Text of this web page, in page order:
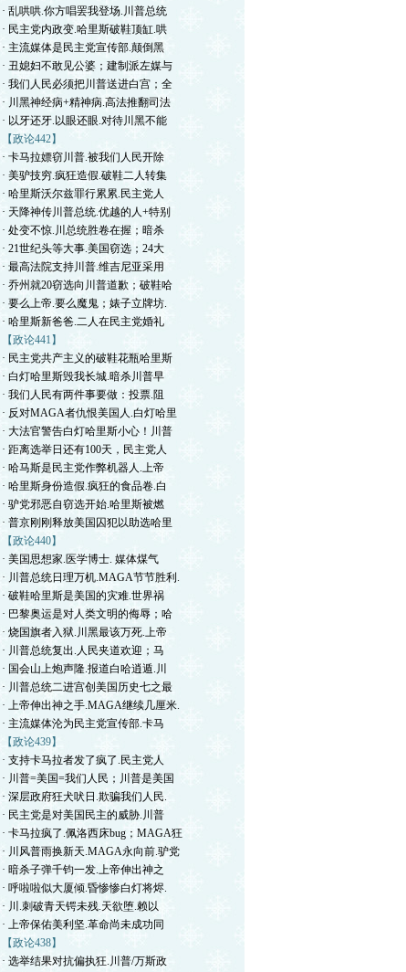
· 乱哄哄.你方唱罢我登场.川普总统
· 民主党内政变.哈里斯破鞋顶缸.哄
· 主流媒体是民主党宣传部.颠倒黑
· 丑媳妇不敢见公婆；建制派左媒与
· 我们人民必须把川普送进白宫；全
· 川黑神经病+精神病.高法推翻司法
· 以牙还牙.以眼还眼.对待川黑不能
【政论442】
· 卡马拉嫖窃川普.被我们人民开除
· 美驴技穷.疯狂造假.破鞋二人转集
· 哈里斯沃尔兹罪行累累.民主党人
· 天降神传川普总统.优越的人+特别
· 处变不惊.川总统胜卷在握；暗杀
· 21世纪头等大事.美国窃选；24大
· 最高法院支持川普.维吉尼亚采用
· 乔州就20窃选向川普道歉；破鞋哈
· 要么上帝.要么魔鬼；婊子立牌坊.
· 哈里斯新爸爸.二人在民主党婚礼
【政论441】
· 民主党共产主义的破鞋花瓶哈里斯
· 白灯哈里斯毁我长城.暗杀川普早
· 我们人民有两件事要做：投票.阻
· 反对MAGA者仇恨美国人.白灯哈里
· 大法官警告白灯哈里斯小心！川普
· 距离选举日还有100天，民主党人
· 哈马斯是民主党作弊机器人.上帝
· 哈里斯身份造假.疯狂的食品卷.白
· 驴党邪恶自窃选开始.哈里斯被燃
· 普京刚刚释放美国囚犯以助选哈里
【政论440】
· 美国思想家.医学博士. 媒体煤气
· 川普总统日理万机.MAGA节节胜利.
· 破鞋哈里斯是美国的灾难.世界祸
· 巴黎奥运是对人类文明的侮辱；哈
· 烧国旗者入狱.川黑最该万死.上帝
· 川普总统复出.人民夹道欢迎；马
· 国会山上炮声隆.报道白哈逍遁.川
· 川普总统二进宫创美国历史七之最
· 上帝伸出神之手.MAGA继续几厘米.
· 主流媒体沦为民主党宣传部.卡马
【政论439】
· 支持卡马拉者发了疯了.民主党人
· 川普=美国=我们人民；川普是美国
· 深层政府狂犬吠日.欺骗我们人民.
· 民主党是对美国民主的威胁.川普
· 卡马拉疯了.佩洛西床bug；MAGA狂
· 川风普雨换新天.MAGA永向前.驴党
· 暗杀子弹千钧一发.上帝伸出神之
· 呼啦啦似大厦倾.昏惨惨白灯将烬.
· 川.刺破青天锷未残.天欲堕.赖以
· 上帝保佑美利坚.革命尚未成功同
【政论438】
· 选举结果对抗偏执狂.川普/万斯政